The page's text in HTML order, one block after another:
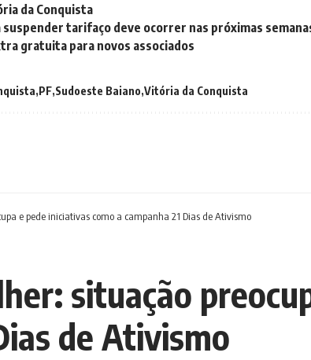
da Conquista
tarifaço deve ocorrer nas próximas
gratuita para novos associados
PF Sudoeste Baiano Vitória da Conquista
e pede iniciativas como a campanha 21 Dias de Ativismo
situação
de Ativismo